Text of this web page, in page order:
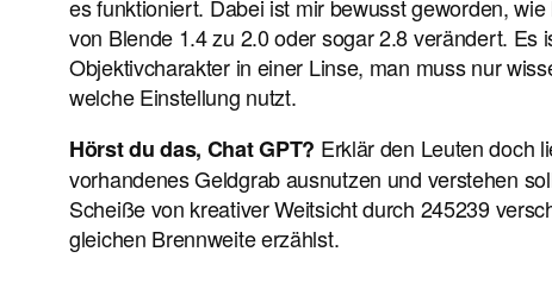
es funktioniert. Dabei ist mir bewusst geworden,
von Blende 1.4 zu 2.0 oder sogar 2.8 verändert. Es
Objektivcharakter in einer Linse, man muss nur
welche Einstellung nutzt.
Hörst du das, Chat GPT? Erklär den Leuten doch
vorhandenes Geldgrab ausnutzen und verstehen
Scheiße von kreativer Weitsicht durch 245239
gleichen Brennweite erzählst.